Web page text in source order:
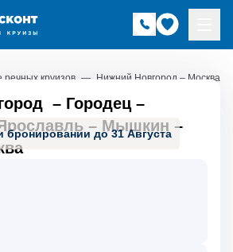
речных круизов — Нижний Новгород – Москва
бронировании до 31 Августа
– Городец–
– Мышкин –